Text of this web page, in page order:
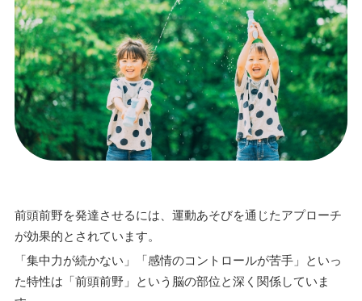
前頭前野を発達させるには、運動あそびを通じたアプローチ
が効果的とされています。
「集中力が続かない」「感情のコントロールが苦手」といっ
た特性は「前頭前野」という脳の部位と深く関係していま